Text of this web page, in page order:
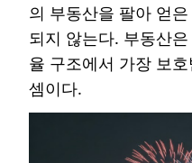
의 부동산을 팔아 얻
되지 않는다. 부동산
율 구조에서 가장 보
셈이다.